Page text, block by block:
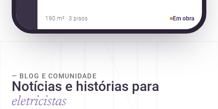
190 m² · 3 pisos Em obra
— BLOG E COMUNIDADE
Notícias e histórias para
eletricistas